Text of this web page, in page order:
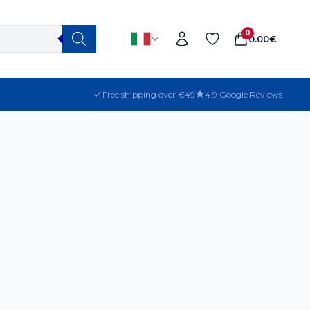
0
0.00€
Free shipping over €49 4.9 Google Reviews